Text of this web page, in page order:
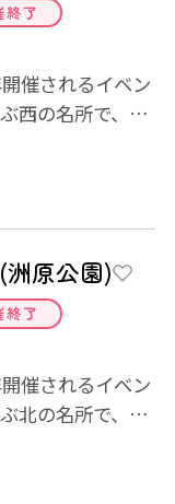
終了
催されるイベン
西の名所で、桜
カーの...
洲原公園)
終了
催されるイベン
北の名所で、桜
カーの...